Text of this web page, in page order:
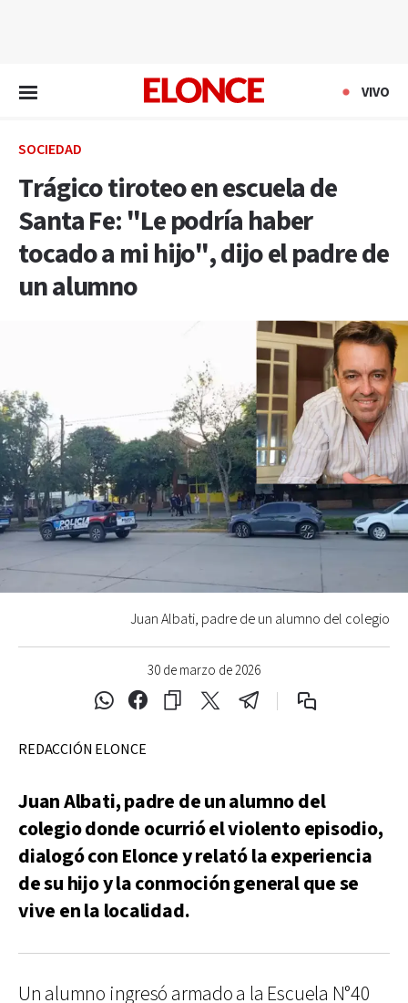
VIVO
SOCIEDAD
Trágico tiroteo en escuela de
Santa Fe: "Le podría haber
tocado a mi hijo", dijo el padre de
un alumno
30 de marzo de 2026
Juan Albati, padre de un alumno del colegio
REDACCIÓN ELONCE
Juan Albati, padre de un alumno del
colegio donde ocurrió el violento episodio,
dialogó con Elonce y relató la experiencia
de su hijo y la conmoción general que se
vive en la localidad.
Un alumno ingresó armado a la Escuela N°40